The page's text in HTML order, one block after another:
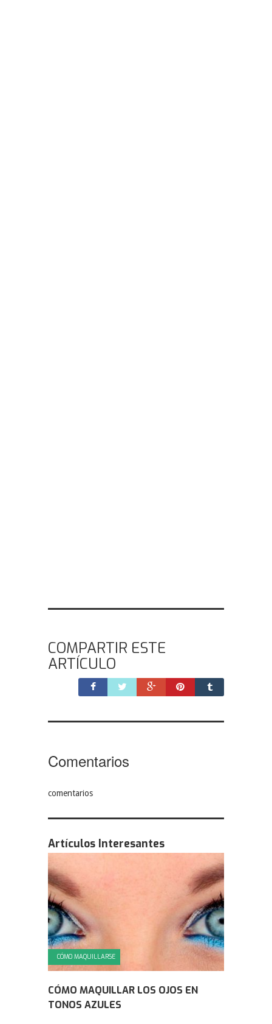
COMPARTIR ESTE
ARTÍCULO
Comentarios
comentarios
Artículos Interesantes
CÓMO MAQUILLARSE
CÓMO MAQUILLAR LOS OJOS EN
TONOS AZULES